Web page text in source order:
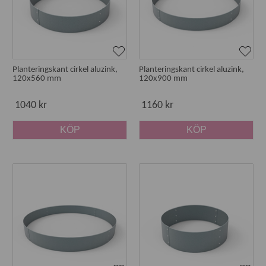
Svart rabattkant (Polyesterlackad aluzinkbehandlad
stålplåt)
Rostig rabattkant (Corten)
Olika form på rabattkanter
Våra planteringkanter passar för att omringa buskar och
Rak rabattkant
Skarvar
Justerbara hörn
Jordankare
Planteringskant cirkel aluzink,
120x560 mm
1040 kr
KÖP
Planteringskant cirkel aluzink,
120x900 mm
1160 kr
KÖP